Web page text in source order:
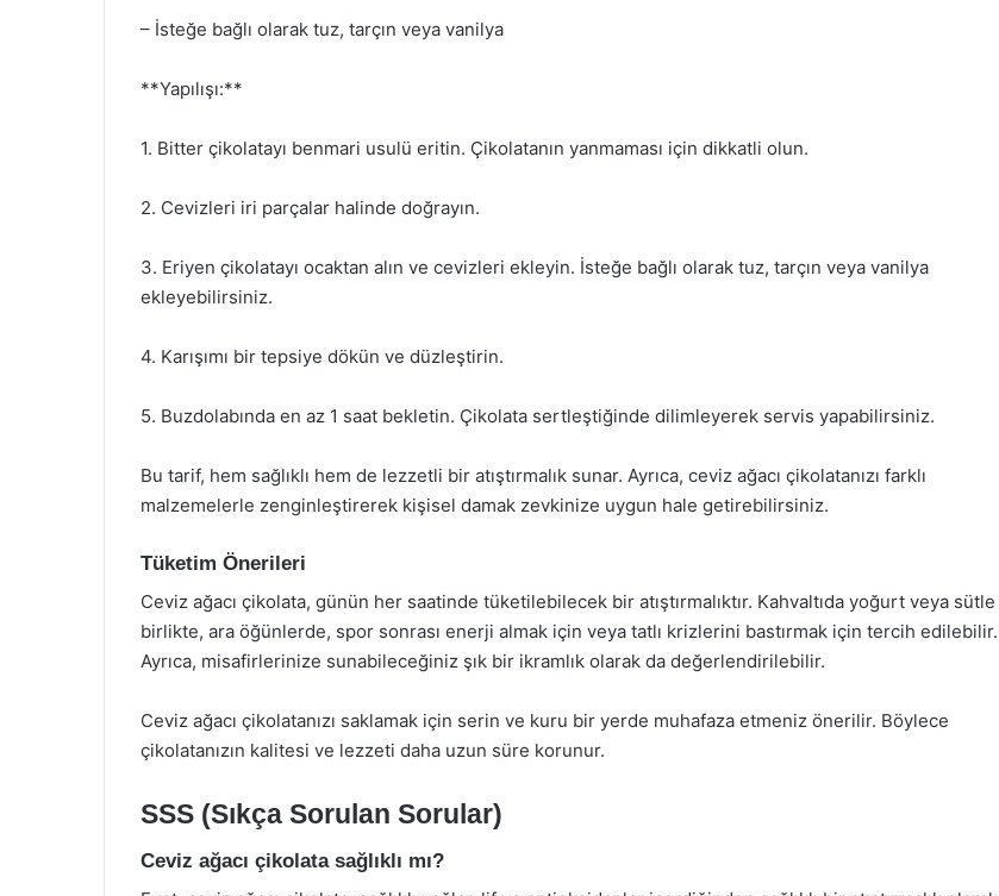
– İsteğe bağlı olarak tuz, tarçın veya vanilya
**Yapılışı:**
1. Bitter çikolatayı benmari usulü eritin. Çikolatanın yanmaması için dikkatli olun.
2. Cevizleri iri parçalar halinde doğrayın.
3. Eriyen çikolatayı ocaktan alın ve cevizleri ekleyin. İsteğe bağlı olarak tuz, tarçın veya vanilya
ekleyebilirsiniz.
4. Karışımı bir tepsiye dökün ve düzleştirin.
5. Buzdolabında en az 1 saat bekletin. Çikolata sertleştiğinde dilimleyerek servis yapabilirsiniz.
Bu tarif, hem sağlıklı hem de lezzetli bir atıştırmalık sunar. Ayrıca, ceviz ağacı çikolatanızı farklı
malzemelerle zenginleştirerek kişisel damak zevkinize uygun hale getirebilirsiniz.
Tüketim Önerileri
Ceviz ağacı çikolata, günün her saatinde tüketilebilecek bir atıştırmalıktır. Kahvaltıda yoğurt veya sütle
birlikte, ara öğünlerde, spor sonrası enerji almak için veya tatlı krizlerini bastırmak için tercih edilebilir.
Ayrıca, misafirlerinize sunabileceğiniz şık bir ikramlık olarak da değerlendirilebilir.
Ceviz ağacı çikolatanızı saklamak için serin ve kuru bir yerde muhafaza etmeniz önerilir. Böylece
çikolatanızın kalitesi ve lezzeti daha uzun süre korunur.
SSS (Sıkça Sorulan Sorular)
Ceviz ağacı çikolata sağlıklı mı?